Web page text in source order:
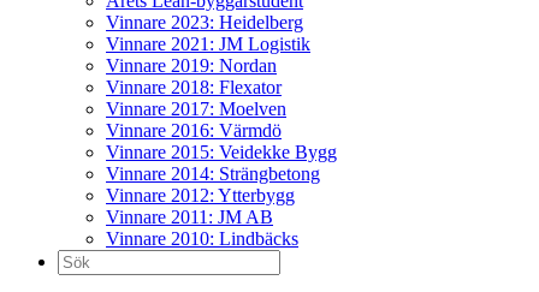
Vinnare 2023: Heidelberg
Vinnare 2021: JM Logistik
Vinnare 2019: Nordan
Vinnare 2018: Flexator
Vinnare 2017: Moelven
Vinnare 2016: Värmdö
Vinnare 2015: Veidekke Bygg
Vinnare 2014: Strängbetong
Vinnare 2012: Ytterbygg
Vinnare 2011: JM AB
Vinnare 2010: Lindbäcks
Sök
efter: